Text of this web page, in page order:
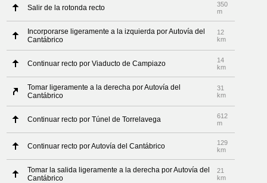
Salir de la rotonda recto
350
m
Incorporarse ligeramente a la izquierda por Autovía del
Cantábrico
12
km
Continuar recto por Viaducto de Campiazo
14
km
Tomar ligeramente a la derecha por Autovía del
Cantábrico
31
km
Continuar recto por Túnel de Torrelavega
612
m
Continuar recto por Autovía del Cantábrico
129
km
Tomar la salida ligeramente a la derecha por Autovía del
Cantábrico
21
km